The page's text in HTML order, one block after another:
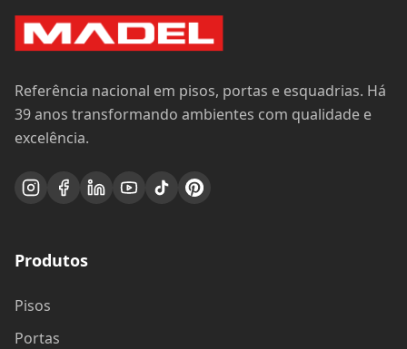
Referência nacional em pisos, portas e esquadrias. Há
39 anos transformando ambientes com qualidade e
excelência.
Produtos
Pisos
Portas